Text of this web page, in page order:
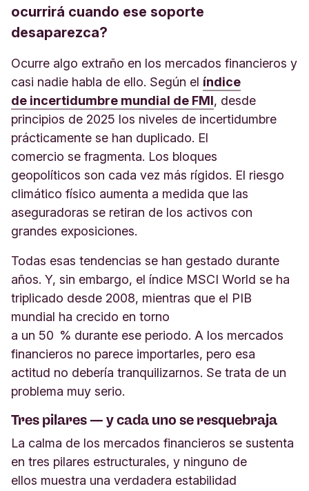
ocurrirá cuando ese soporte
desaparezca?
Ocurre algo extraño en los mercados financieros y
casi nadie habla de ello. Según el índice
de incertidumbre mundial de FMI, desde
principios de 2025 los niveles de incertidumbre
prácticamente se han duplicado. El
comercio se fragmenta. Los bloques
geopolíticos son cada vez más rígidos. El riesgo
climático físico aumenta a medida que las
aseguradoras se retiran de los activos con
grandes exposiciones.
Todas esas tendencias se han gestado durante
años. Y, sin embargo, el índice MSCI World se ha
triplicado desde 2008, mientras que el PIB
mundial ha crecido en torno
a un 50 % durante ese periodo. A los mercados
financieros no parece importarles, pero esa
actitud no debería tranquilizarnos. Se trata de un
problema muy serio.
Tres pilares — y cada uno se resquebraja
La calma de los mercados financieros se sustenta
en tres pilares estructurales, y ninguno de
ellos muestra una verdadera estabilidad